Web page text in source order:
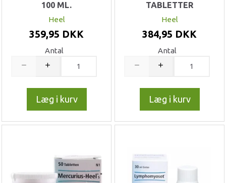
100 ML.
Heel
359,95 DKK
Antal
Læg i kurv
TABLETTER
Heel
384,95 DKK
Antal
Læg i kurv